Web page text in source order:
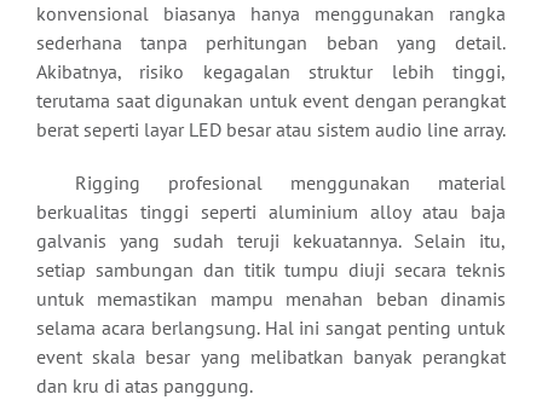
konvensional biasanya hanya menggunakan rangka
sederhana tanpa perhitungan beban yang detail.
Akibatnya, risiko kegagalan struktur lebih tinggi,
terutama saat digunakan untuk event dengan perangkat
berat seperti layar LED besar atau sistem audio line array.
Rigging profesional menggunakan material
berkualitas tinggi seperti aluminium alloy atau baja
galvanis yang sudah teruji kekuatannya. Selain itu,
setiap sambungan dan titik tumpu diuji secara teknis
untuk memastikan mampu menahan beban dinamis
selama acara berlangsung. Hal ini sangat penting untuk
event skala besar yang melibatkan banyak perangkat
dan kru di atas panggung.